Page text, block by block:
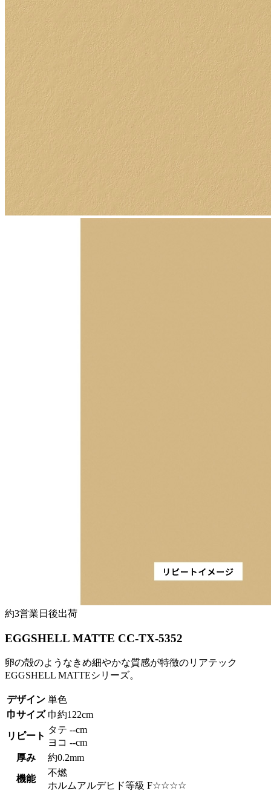
約3営業日後出荷
EGGSHELL MATTE CC-TX-5352
卵の殻のようなきめ細やかな質感が特徴のリアテック
EGGSHELL MATTEシリーズ。
デザイン 単色
巾サイズ 巾約122cm
リピート
タテ --cm
ヨコ --cm
厚み
約0.2mm
機能
不燃
ホルムアルデヒド等級 F☆☆☆☆